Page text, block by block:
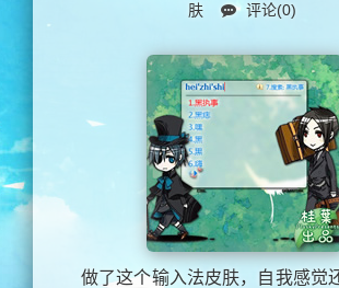
肤
评论(0)
做了这个输入法皮肤，自我感觉